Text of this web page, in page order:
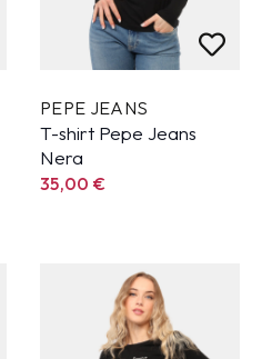
PEPE JEANS
T-shirt Pepe Jeans
Nera
35,00€